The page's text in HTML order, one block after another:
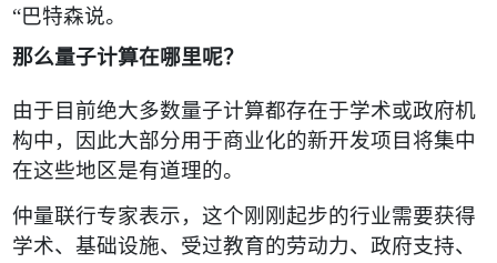
“巴特森说。
那么量子计算在哪里呢？
由于目前绝大多数量子计算都存在于学术或政府机
构中，因此大部分用于商业化的新开发项目将集中
在这些地区是有道理的。
仲量联行专家表示，这个刚刚起步的行业需要获得
学术、基础设施、受过教育的劳动力、政府支持、